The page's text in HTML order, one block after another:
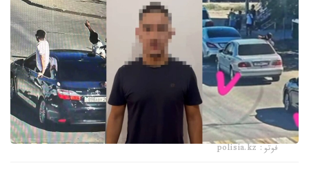
فوتو: polisia.kz